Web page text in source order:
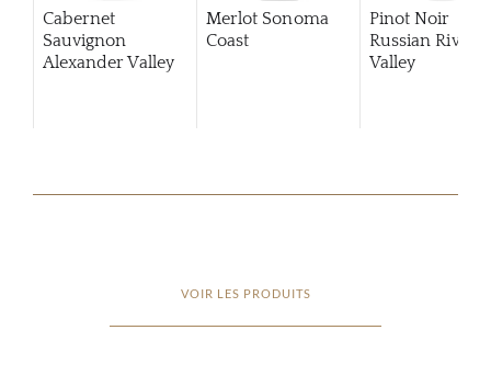
Cabernet
Sauvignon
Alexander Valley
Merlot Sonoma
Coast
Pinot Noir
Russian River
Valley
VOIR LES PRODUITS